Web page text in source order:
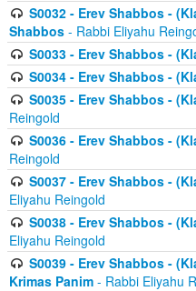
S0032 - Erev Shabbos -
Shabbos - Rabbi Eliyahu
S0033 - Erev Shabbos -
S0034 - Erev Shabbos -
S0035 - Erev Shabbos -
Reingold
S0036 - Erev Shabbos -
Reingold
S0037 - Erev Shabbos -
Eliyahu Reingold
S0038 - Erev Shabbos -
Eliyahu Reingold
S0039 - Erev Shabbos -
Krimas Panim - Rabbi Eliyahu